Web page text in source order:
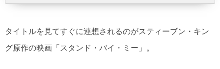
タイトルを見てすぐに連想されるのがスティーブン・キン
グ原作の映画「スタンド・バイ・ミー」。